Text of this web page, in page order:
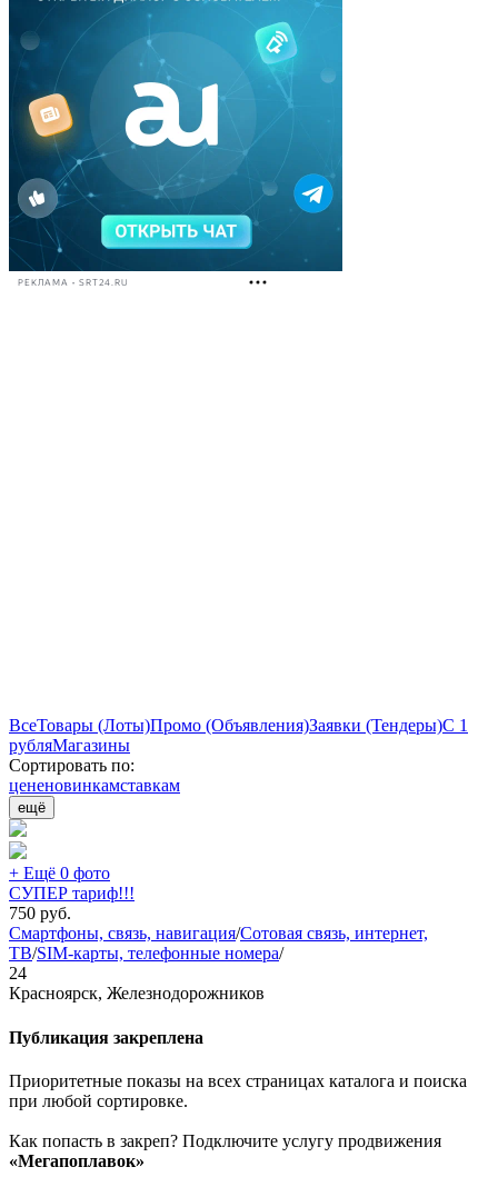
РЕКЛАМА • SRT24.RU
ВсеТовары (Лоты)Промо (Объявления)Заявки (Тендеры)С 1
рубляМагазины
Сортировать по:
цененовинкамставкам
ещё
+ Ещё 0 фото
СУПЕР тариф!!!
750 руб.
Смартфоны, связь, навигация/Сотовая связь, интернет,
ТВ/SIM-карты, телефонные номера/
24
Красноярск, Железнодорожников
Публикация закреплена
Приоритетные показы на всех страницах каталога и поиска
при любой сортировке.
Как попасть в закреп? Подключите услугу продвижения
«Мегапоплавок»